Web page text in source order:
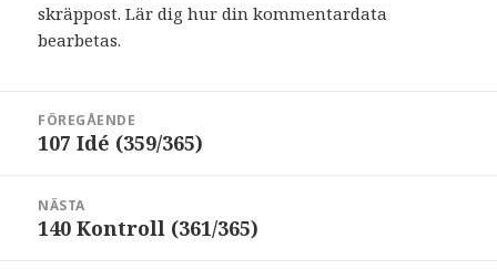
skräppost.Lär dig hur din kommentardata
bearbetas.
FÖREGÅENDE
Föregående
107 Idé (359/365)
NÄSTA
Nästa
140 Kontroll (361/365)